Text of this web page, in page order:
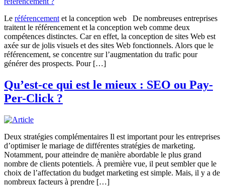
Le référencement et la conception web De nombreuses entreprises
traitent le référencement et la conception web comme deux
compétences distinctes. Car en effet, la conception de sites Web est
axée sur de jolis visuels et des sites Web fonctionnels. Alors que le
référencement, se concentre sur l’augmentation du trafic pour
générer des prospects. Pour […]
Qu’est-ce qui est le mieux : SEO ou Pay-
Per-Click ?
Deux stratégies complémentaires Il est important pour les entreprises
d’optimiser le mariage de différentes stratégies de marketing.
Notamment, pour atteindre de manière abordable le plus grand
nombre de clients potentiels. À première vue, il peut sembler que le
choix de l’affectation du budget marketing est simple. Mais, il y a de
nombreux facteurs à prendre […]